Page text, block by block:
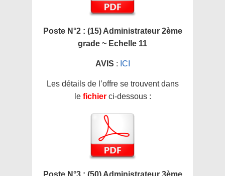
Poste N°2 : (15) Administrateur 2ème
grade ~ Echelle 11
AVIS : ICI
Les détails de l’offre se trouvent dans
le fichier ci-dessous :